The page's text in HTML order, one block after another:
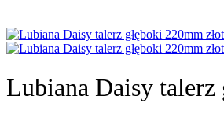
Lubiana Daisy talerz